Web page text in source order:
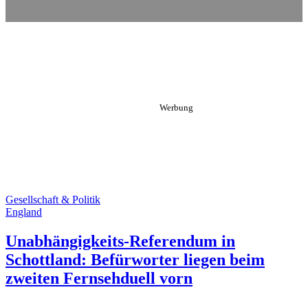
Gesellschaft & Politik
England
Unabhängigkeits-Referendum in
Schottland: Befürworter liegen beim
zweiten Fernsehduell vorn